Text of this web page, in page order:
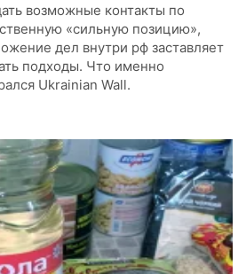
возможные контакты по
«сильную позицию»,
дел внутри рф заставляет
подходы. Что именно
Ukrainian Wall.